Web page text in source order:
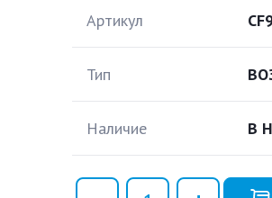
Артикул
Тип
Наличие В